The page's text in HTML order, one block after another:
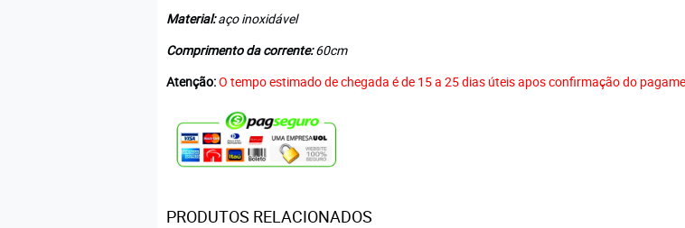
Material:aço inoxidável
Comprimento da corrente:60cm
Atenção:O tempo estimado de chegada é de 15 a 25 dias úteis apos confirmação do
PRODUTOS RELACIONADOS